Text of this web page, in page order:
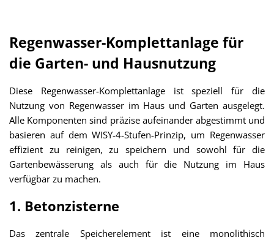
Regenwasser-Komplettanlage für
die Garten- und Hausnutzung
Diese Regenwasser-Komplettanlage ist speziell für die
Nutzung von Regenwasser im Haus und Garten ausgelegt.
Alle Komponenten sind präzise aufeinander abgestimmt und
basieren auf dem WISY-4-Stufen-Prinzip, um Regenwasser
effizient zu reinigen, zu speichern und sowohl für die
Gartenbewässerung als auch für die Nutzung im Haus
verfügbar zu machen.
1. Betonzisterne
Das zentrale Speicherelement ist eine monolithisch